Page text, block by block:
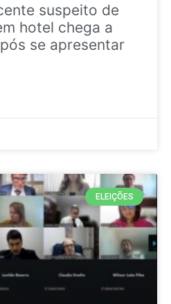
suspeito de
hotel chega a
se apresentar
ELEIÇÕES